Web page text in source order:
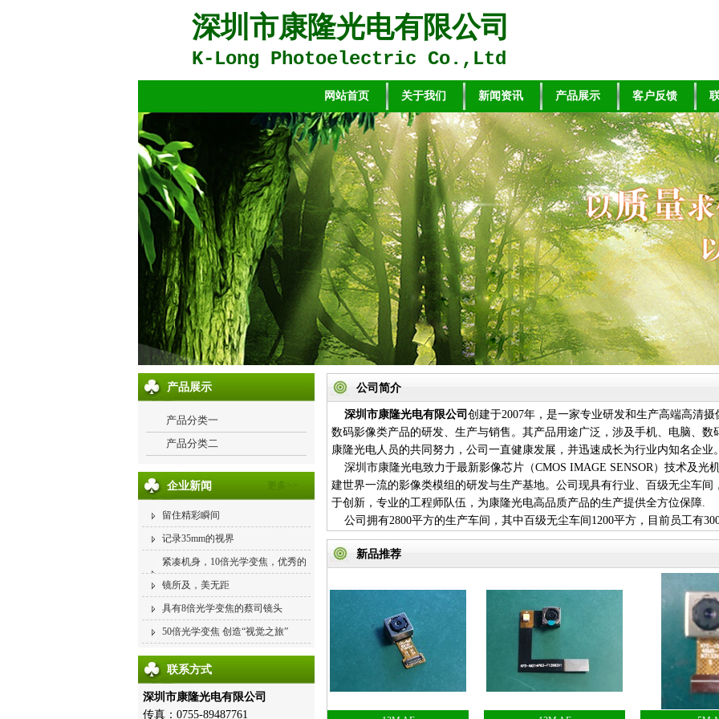
深圳市康隆光电有限公司
K-Long Photoelectric Co.,Ltd
网站首页 关于我们 新闻资讯 产品展示 客户反馈
产品展示
产品分类一
产品分类二
企业新闻 更多>>
留住精彩瞬间
记录35mm的视界
紧凑机身，10倍光学变焦，优秀的
画质
镜所及，美无距
具有8倍光学变焦的蔡司镜头
50倍光学变焦 创造“视觉之旅”
联系方式
深圳市康隆光电有限公司
传真：0755-89487761
公司简介
深圳市康隆光电有限公司 创建于2007年，是一家专业研发和生产高端高清
数码影像类产品的研发、生产与销售。其产品用途广泛，涉及手机、电脑、
康隆光电人员的共同努力，公司一直健康发展，并迅速成长为行业内知名企业
深圳市康隆光电致力于最新影像芯片（CMOS IMAGE SENSOR）技术及光
建世界一流的影像类模组的研发与生产基地。公司现具有行业、百级无尘车
于创新，专业的工程师队伍，为康隆光电高品质产品的生产提供全方位保障.
公司拥有2800平方的生产车间，其中百级无尘车间1200平方，目前员工有
主要生产的摄像头像素：8W、VGA、QUGA、3MP、5MP、8MP、13MP等.
主要战略合作伙伴：格科微、OV、奇景、三星、达汉、三友、大立光、霸
主要客户群：酷比、酷芯、蓝博兴、乾德信、华宇、万德利、沃丰等.
新品推荐